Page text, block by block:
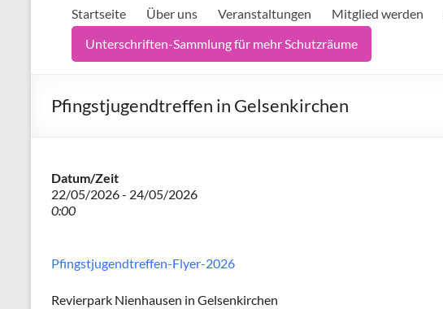
Startseite Über uns Veranstaltungen Mitglied werden
Unterschriften-Sammlung für mehr Schutzräume
Pfingstjugendtreffen in Gelsenkirchen
Datum/Zeit
22/05/2026 - 24/05/2026
0:00
Pfingstjugendtreffen-Flyer-2026
Revierpark Nienhausen in Gelsenkirchen